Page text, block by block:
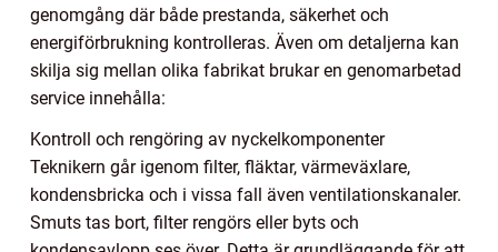
genomgång där både prestanda, säkerhet och
energiförbrukning kontrolleras. Även om detaljerna kan
skilja sig mellan olika fabrikat brukar en genomarbetad
service innehålla:
Kontroll och rengöring av nyckelkomponenter
Teknikern går igenom filter, fläktar, värmeväxlare,
kondensbricka och i vissa fall även ventilationskanaler.
Smuts tas bort, filter rengörs eller byts och